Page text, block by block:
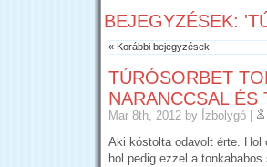
BEJEGYZÉSEK:
« Korábbi bejegyzések
TÚRÓSORBET
NARANCCSAL ÉS
Mar 8th, 2012 by Ízbolygó
Aki kóstolta odavolt érte.
hol pedig ezzel a